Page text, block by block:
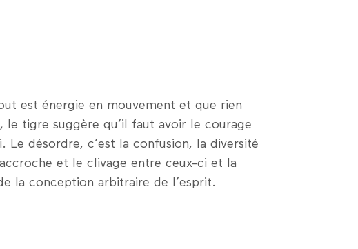
est énergie en mouvement et que rien
le tigre suggère qu’il faut avoir le courage
Le désordre, c’est la confusion, la diversité
et le clivage entre ceux-ci et la
la conception arbitraire de l’esprit.